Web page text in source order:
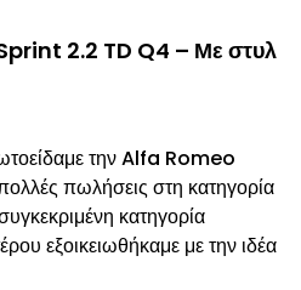
2.2 TD Q4 – Με στυλ
την Alfa Romeo
πωλήσεις στη κατηγορία
κατηγορία
εξοικειωθήκαμε με την ιδέα